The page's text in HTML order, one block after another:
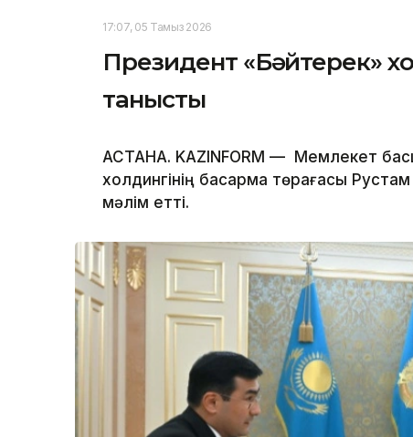
17:07, 05 Тамыз 2026
Президент «Бәйтерек»
танысты
АСТАНА. KAZINFORM — Мемлекет
холдингінің басқарма төрағасы
мәлім етті.